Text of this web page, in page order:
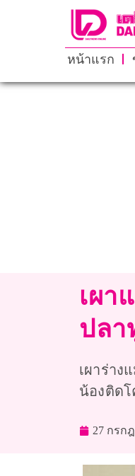
หน้าแรก
เผา
ปลา
เผาร่าง
น้องติดโ
27 กรก